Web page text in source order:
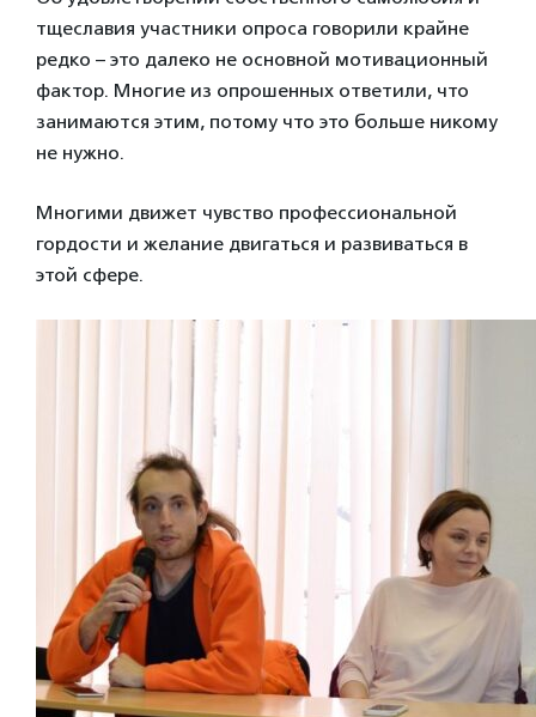
тщеславия участники опроса говорили крайне
редко – это далеко не основной мотивационный
фактор. Многие из опрошенных ответили, что
занимаются этим, потому что это больше никому
не нужно.
Многими движет чувство профессиональной
гордости и желание двигаться и развиваться в
этой сфере.